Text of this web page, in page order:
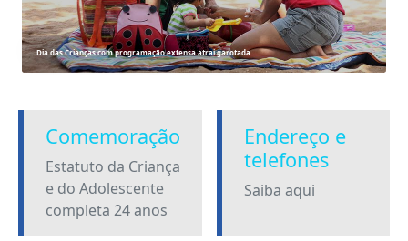
Dia das Crianças com programação extensa atrai garotada
Comemoração
Estatuto da Criança
e do Adolescente
completa 24 anos
Endereço e
telefones
Saiba aqui